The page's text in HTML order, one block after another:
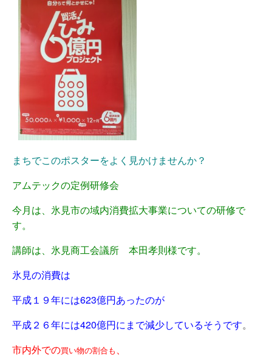
まちでこのポスターをよく見かけませんか？
アムテックの定例研修会
今月は、氷見市の域内消費拡大事業についての研修で
す。
講師は、氷見商工会議所 本田孝則様です。
氷見の消費は
平成１９年には623億円あったのが
平成２６年には420億円にまで減少しているそうです。
市内外での買い物の割合も 、